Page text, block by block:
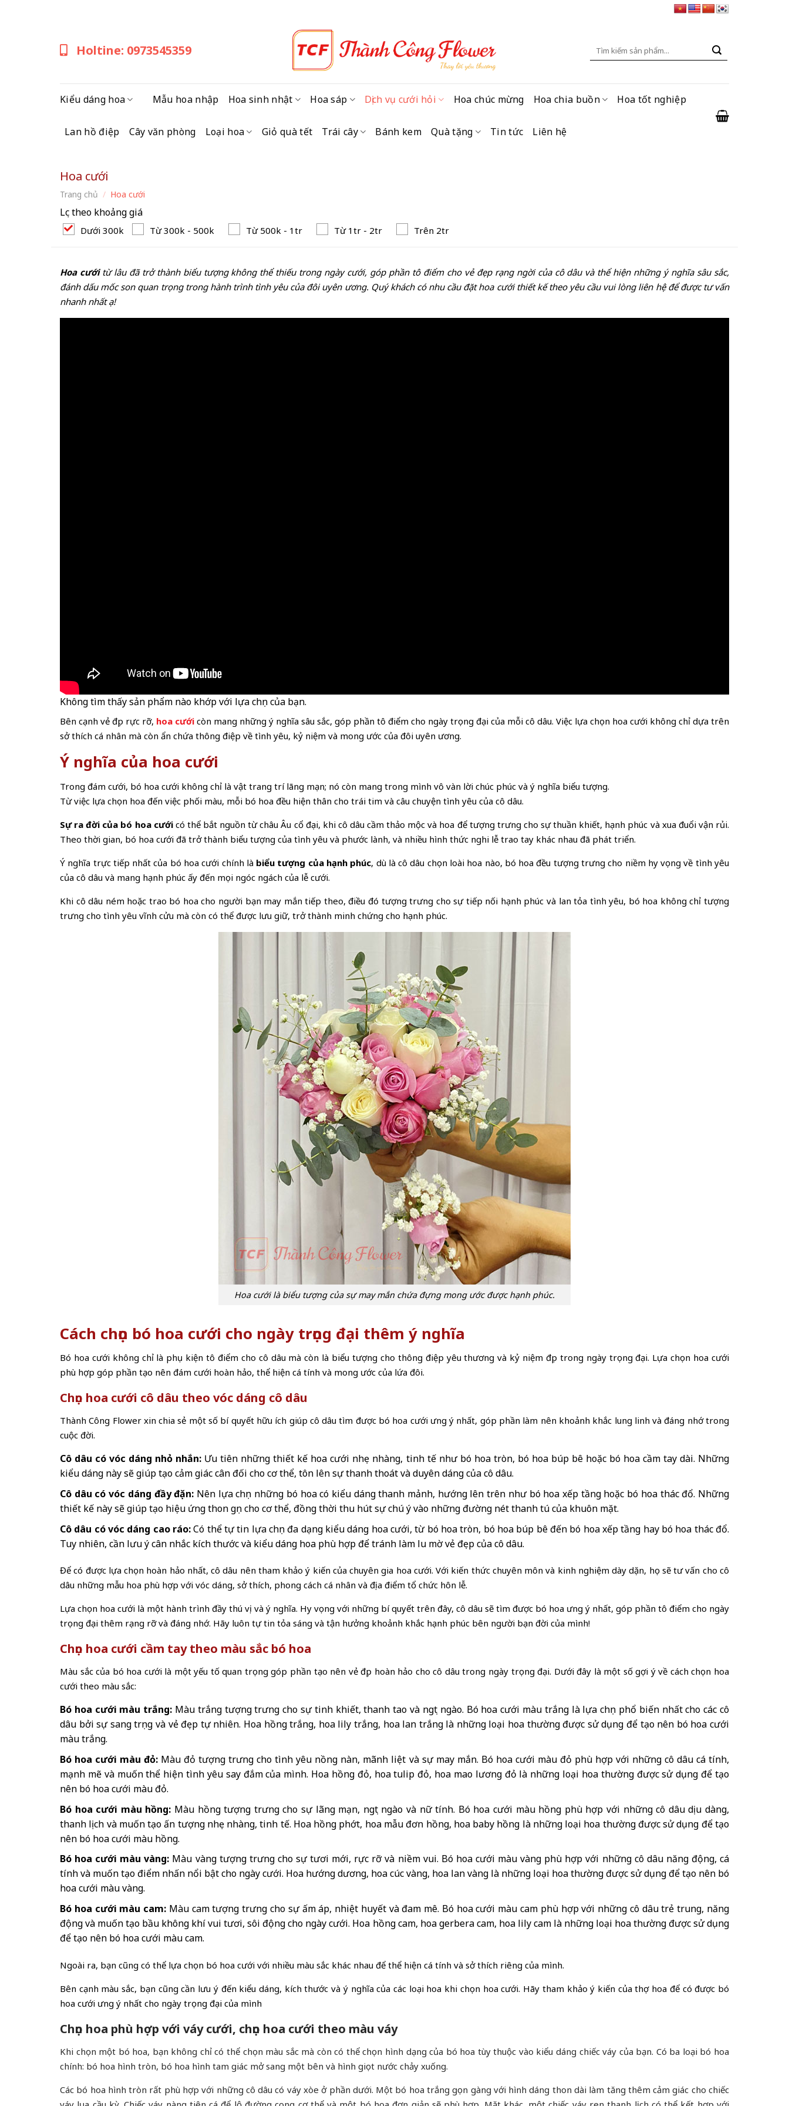
Holtine: 0973545359
Tìm
Kiểu dáng hoa Mẫu hoa nhập Hoa sinh nhật Hoa sáp Dịch vụ cưới hỏi Hoa chúc mừng Hoa chia buồn Hoa tốt nghiệp
Lan hồ điệp Cây văn phòng Loại hoa Giỏ quà tết Trái cây Bánh kem Quà tặng Tin tức Liên hệ
Hoa cưới
Trang chủ / Hoa cưới
Lọc theo khoảng giá
Dưới 300k Từ 300k - 500k Từ 500k - 1tr Từ 1tr - 2tr Trên 2tr
Hoa cưới từ lâu đã trở thành biểu tượng không thể thiếu trong ngày cưới, góp phần tô điểm cho vẻ đẹp rạng ngời của cô dâu và thể hiện những ý nghĩa sâu sắc,
đánh dấu mốc son quan trọng trong hành trình tình yêu của đôi uyên ương. Quý khách có nhu cầu đặt hoa cưới thiết kế theo yêu cầu vui lòng liên hệ để được tư vấn
nhanh nhất ạ!
Không tìm thấy sản phẩm nào khớp với lựa chọn của bạn.
Bên cạnh vẻ đẹp rực rỡ, hoa cưới còn mang những ý nghĩa sâu sắc, góp phần tô điểm cho ngày trọng đại của mỗi cô dâu. Việc lựa chọn hoa cưới không chỉ dựa trên
sở thích cá nhân mà còn ẩn chứa thông điệp về tình yêu, kỷ niệm và mong ước của đôi uyên ương.
Ý nghĩa của hoa cưới
Trong đám cưới, bó hoa cưới không chỉ là vật trang trí lãng mạn; nó còn mang trong mình vô vàn lời chúc phúc và ý nghĩa biểu tượng.
Từ việc lựa chọn hoa đến việc phối màu, mỗi bó hoa đều hiện thân cho trái tim và câu chuyện tình yêu của cô dâu.
Sự ra đời của bó hoa cướicó thể bắt nguồn từ châu Âu cổ đại, khi cô dâu cầm thảo mộc và hoa để tượng trưng cho sự thuần khiết, hạnh phúc và xua đuổi vận rủi.
Theo thời gian, bó hoa cưới đã trở thành biểu tượng của tình yêu và phước lành, và nhiều hình thức nghi lễ trao tay khác nhau đã phát triển.
Ý nghĩa trực tiếp nhất của bó hoa cưới chính là biểu tượng của hạnh phúc, dù là cô dâu chọn loài hoa nào, bó hoa đều tượng trưng cho niềm hy vọng về tình yêu
của cô dâu và mang hạnh phúc ấy đến mọi ngóc ngách của lễ cưới.
Khi cô dâu ném hoặc trao bó hoa cho người bạn may mắn tiếp theo, điều đó tượng trưng cho sự tiếp nối hạnh phúc và lan tỏa tình yêu, bó hoa không chỉ tượng
trưng cho tình yêu vĩnh cửu mà còn có thể được lưu giữ, trở thành minh chứng cho hạnh phúc.
Hoa cưới là biểu tượng của sự may mắn chứa đựng mong ước được hạnh phúc.
Cách chọn bó hoa cưới cho ngày trọng đại thêm ý nghĩa
Bó hoa cưới không chỉ là phụ kiện tô điểm cho cô dâu mà còn là biểu tượng cho thông điệp yêu thương và kỷ niệm đẹp trong ngày trọng đại. Lựa chọn hoa cưới
phù hợp góp phần tạo nên đám cưới hoàn hảo, thể hiện cá tính và mong ước của lứa đôi.
Chọn hoa cưới cô dâu theo vóc dáng cô dâu
Thành Công Flower xin chia sẻ một số bí quyết hữu ích giúp cô dâu tìm được bó hoa cưới ưng ý nhất, góp phần làm nên khoảnh khắc lung linh và đáng nhớ trong
cuộc đời.
Cô dâu có vóc dáng nhỏ nhắn: Ưu tiên những thiết kế hoa cưới nhẹ nhàng, tinh tế như bó hoa tròn, bó hoa búp bê hoặc bó hoa cầm tay dài. Những
kiểu dáng này sẽ giúp tạo cảm giác cân đối cho cơ thể, tôn lên sự thanh thoát và duyên dáng của cô dâu.
Cô dâu có vóc dáng đầy đặn: Nên lựa chọn những bó hoa có kiểu dáng thanh mảnh, hướng lên trên như bó hoa xếp tầng hoặc bó hoa thác đổ. Những
thiết kế này sẽ giúp tạo hiệu ứng thon gọn cho cơ thể, đồng thời thu hút sự chú ý vào những đường nét thanh tú của khuôn mặt.
Cô dâu có vóc dáng cao ráo:Có thể tự tin lựa chọn đa dạng kiểu dáng hoa cưới, từ bó hoa tròn, bó hoa búp bê đến bó hoa xếp tầng hay bó hoa thác đổ.
Tuy nhiên, cần lưu ý cân nhắc kích thước và kiểu dáng hoa phù hợp để tránh làm lu mờ vẻ đẹp của cô dâu.
Để có được lựa chọn hoàn hảo nhất, cô dâu nên tham khảo ý kiến của chuyên gia hoa cưới. Với kiến thức chuyên môn và kinh nghiệm dày dặn, họ sẽ tư vấn cho cô
dâu những mẫu hoa phù hợp với vóc dáng, sở thích, phong cách cá nhân và địa điểm tổ chức hôn lễ.
Lựa chọn hoa cưới là một hành trình đầy thú vị và ý nghĩa. Hy vọng với những bí quyết trên đây, cô dâu sẽ tìm được bó hoa ưng ý nhất, góp phần tô điểm cho ngày
trọng đại thêm rạng rỡ và đáng nhớ. Hãy luôn tự tin tỏa sáng và tận hưởng khoảnh khắc hạnh phúc bên người bạn đời của mình!
Chọn hoa cưới cầm tay theo màu sắc bó hoa
Màu sắc của bó hoa cưới là một yếu tố quan trọng góp phần tạo nên vẻ đẹp hoàn hảo cho cô dâu trong ngày trọng đại. Dưới đây là một số gợi ý về cách chọn hoa
cưới theo màu sắc:
Bó hoa cưới màu trắng: Màu trắng tượng trưng cho sự tinh khiết, thanh tao và ngọt ngào. Bó hoa cưới màu trắng là lựa chọn phổ biến nhất cho các cô
dâu bởi sự sang trọng và vẻ đẹp tự nhiên. Hoa hồng trắng, hoa lily trắng, hoa lan trắng là những loại hoa thường được sử dụng để tạo nên bó hoa cưới
màu trắng.
Bó hoa cưới màu đỏ: Màu đỏ tượng trưng cho tình yêu nồng nàn, mãnh liệt và sự may mắn. Bó hoa cưới màu đỏ phù hợp với những cô dâu cá tính,
mạnh mẽ và muốn thể hiện tình yêu say đắm của mình. Hoa hồng đỏ, hoa tulip đỏ, hoa mao lương đỏ là những loại hoa thường được sử dụng để tạo
nên bó hoa cưới màu đỏ.
Bó hoa cưới màu hồng: Màu hồng tượng trưng cho sự lãng mạn, ngọt ngào và nữ tính. Bó hoa cưới màu hồng phù hợp với những cô dâu dịu dàng,
thanh lịch và muốn tạo ấn tượng nhẹ nhàng, tinh tế. Hoa hồng phớt, hoa mẫu đơn hồng, hoa baby hồng là những loại hoa thường được sử dụng để tạo
nên bó hoa cưới màu hồng.
Bó hoa cưới màu vàng: Màu vàng tượng trưng cho sự tươi mới, rực rỡ và niềm vui. Bó hoa cưới màu vàng phù hợp với những cô dâu năng động, cá
tính và muốn tạo điểm nhấn nổi bật cho ngày cưới. Hoa hướng dương, hoa cúc vàng, hoa lan vàng là những loại hoa thường được sử dụng để tạo nên bó
hoa cưới màu vàng.
Bó hoa cưới màu cam: Màu cam tượng trưng cho sự ấm áp, nhiệt huyết và đam mê. Bó hoa cưới màu cam phù hợp với những cô dâu trẻ trung, năng
động và muốn tạo bầu không khí vui tươi, sôi động cho ngày cưới. Hoa hồng cam, hoa gerbera cam, hoa lily cam là những loại hoa thường được sử dụng
để tạo nên bó hoa cưới màu cam.
Ngoài ra, bạn cũng có thể lựa chọn bó hoa cưới với nhiều màu sắc khác nhau để thể hiện cá tính và sở thích riêng của mình.
Bên cạnh màu sắc, bạn cũng cần lưu ý đến kiểu dáng, kích thước và ý nghĩa của các loại hoa khi chọn hoa cưới. Hãy tham khảo ý kiến của thợ hoa để có được bó
hoa cưới ưng ý nhất cho ngày trọng đại của mình
Chọn hoa phù hợp với váy cưới, chọn hoa cưới theo màu váy
Khi chọn một bó hoa, bạn không chỉ có thể chọn màu sắc mà còn có thể chọn hình dạng của bó hoa tùy thuộc vào kiểu dáng chiếc váy của bạn. Có ba loại bó hoa
chính: bó hoa hình tròn, bó hoa hình tam giác mở sang một bên và hình giọt nước chảy xuống.
Các bó hoa hình tròn rất phù hợp với những cô dâu có váy xòe ở phần dưới. Một bó hoa trắng gọn gàng với hình dáng thon dài làm tăng thêm cảm giác cho chiếc